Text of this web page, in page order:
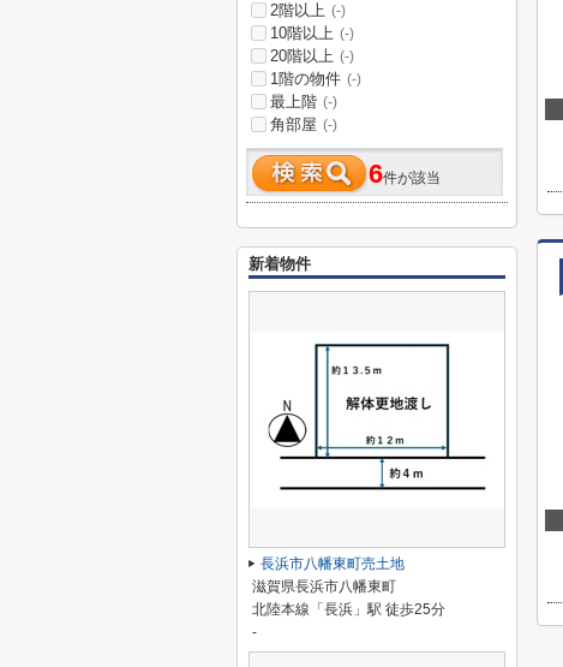
2階以上 (-)
10階以上 (-)
20階以上 (-)
1階の物件 (-)
最上階 (-)
角部屋 (-)
6件が該当
新着物件
長浜市八幡東町売土地
滋賀県長浜市八幡東町
北陸本線「長浜」駅 徒歩25分
-